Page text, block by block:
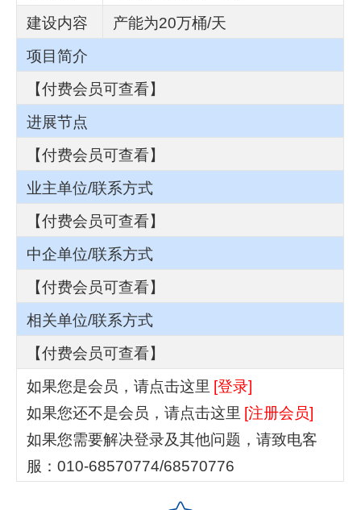
建设内容
产能为20万桶/天
项目简介
【付费会员可查看】
进展节点
【付费会员可查看】
业主单位/联系方式
【付费会员可查看】
中企单位/联系方式
【付费会员可查看】
相关单位/联系方式
【付费会员可查看】
如果您是会员，请点击这里 [登录]
如果您还不是会员，请点击这里 [注册会员]
如果您需要解决登录及其他问题，请致电客
服：010-68570774/68570776